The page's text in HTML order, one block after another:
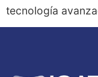
tecnología